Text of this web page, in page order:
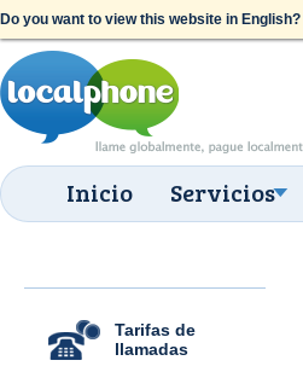
Do you want to view this website in English?
Inicio Servicios
Tarifas de
llamadas